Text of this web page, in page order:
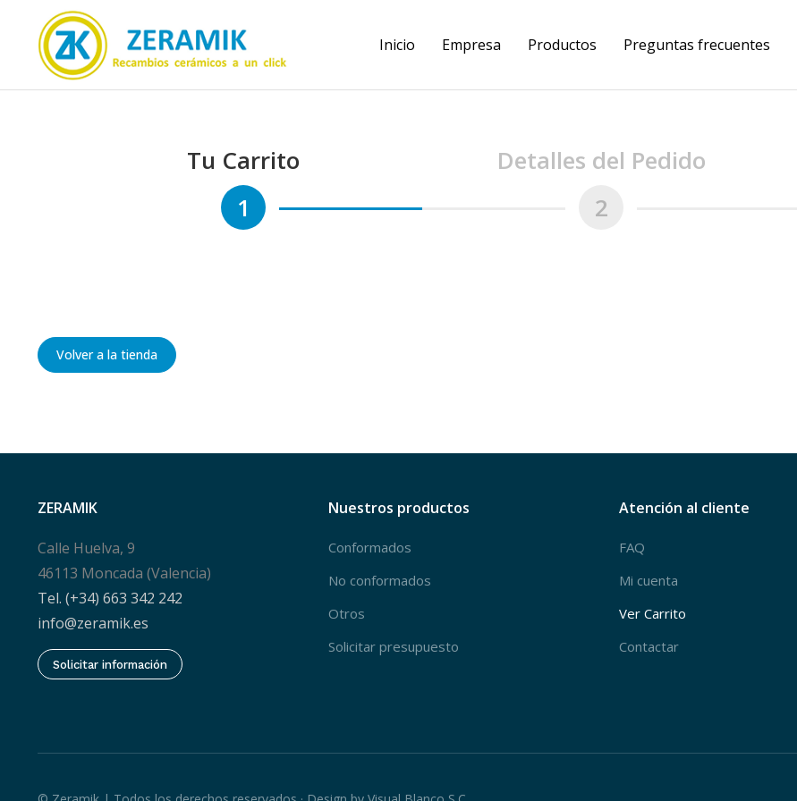
Tu Carrito
1
Detalles del Pedido
2
Inicio Empresa Productos Preguntas frecuentes
Volver a la tienda
ZERAMIK
Calle Huelva, 9
46113 Moncada (Valencia)
Tel. (+34) 663 342 242
info@zeramik.es
Solicitar información
Nuestros productos
Conformados
No conformados
Otros
Solicitar presupuesto
Atención al cliente
FAQ
Mi cuenta
Ver Carrito
Contactar